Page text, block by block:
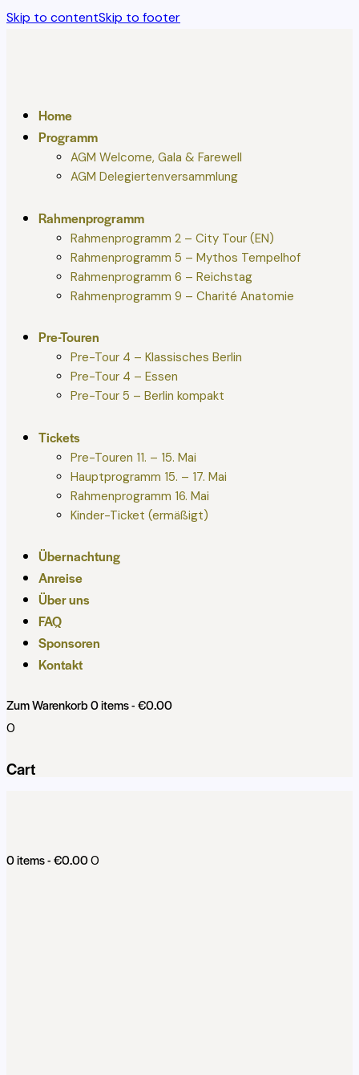
Skip to contentSkip to footer
Home
Programm
AGM Welcome, Gala & Farewell
AGM Delegiertenversammlung
Rahmenprogramm
Rahmenprogramm 2 – City Tour (EN)
Rahmenprogramm 5 – Mythos Tempelhof
Rahmenprogramm 6 – Reichstag
Rahmenprogramm 9 – Charité Anatomie
Pre-Touren
Pre-Tour 4 – Klassisches Berlin
Pre-Tour 4 – Essen
Pre-Tour 5 – Berlin kompakt
Tickets
Pre-Touren 11. – 15. Mai
Hauptprogramm 15. – 17. Mai
Rahmenprogramm 16. Mai
Kinder-Ticket (ermäßigt)
Übernachtung
Anreise
Über uns
FAQ
Sponsoren
Kontakt
Zum Warenkorb0 items-€0.00
0
Cart
0 items-€0.000